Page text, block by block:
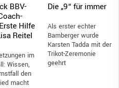
BBV-
Hilfe
Reitel
im
Wissen,
den
macht
Die „9“ für immer
Als erster echter
Bamberger wurde
Karsten Tadda mit der
Trikot-Zeremonie
geehrt